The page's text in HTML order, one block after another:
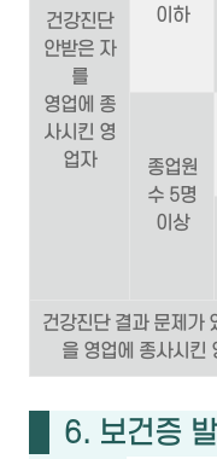
건강진단
안받은 자
를
영업에 종
사시킨 영
업자
이하
종업원
수 5명
이상
건강진단 결과 문제가
을 영업에 종사시킨
6. 보건증